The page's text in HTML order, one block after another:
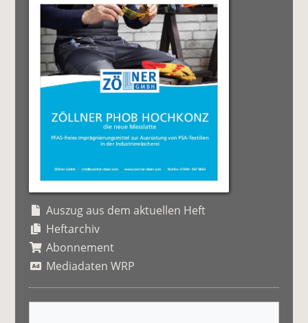
Auszug aus dem aktuellen Heft
Heftarchiv
Abonnement
Mediadaten WRP